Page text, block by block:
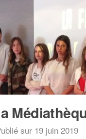
sur 19 juin 2019